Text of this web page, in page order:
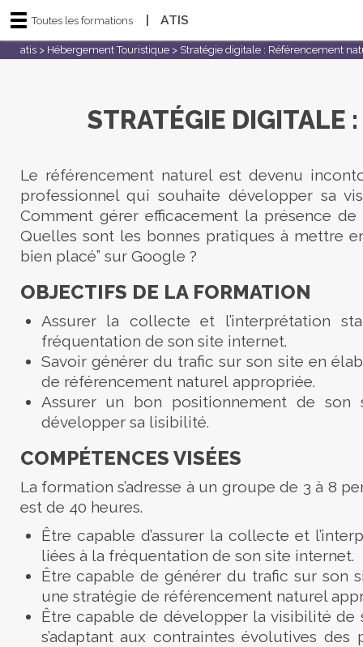
Toutes les formations | ATIS
atis> Hébergement Touristique > Stratégie digitale : Référencement
STRATÉGIE DIGITALE
Le référencement naturel est devenu
professionnel qui souhaite développer sa
Comment gérer efficacement la présence
Quelles sont les bonnes pratiques à mettre
bien placé” sur Google ?
OBJECTIFS DE LA FORMATION
Assurer la collecte et l’interprétation
fréquentation de son site internet.
Savoir générer du trafic sur son site en
de référencement naturel appropriée.
Assurer un bon positionnement de son
développer sa lisibilité.
COMPÉTENCES VISÉES
La formation s’adresse à un groupe de 3 à 8
est de 40 heures.
Être capable d’assurer la collecte et
liées à la fréquentation de son site internet.
Être capable de générer du trafic sur son
une stratégie de référencement naturel
Être capable de développer la visibilité de
s’adaptant aux contraintes évolutives des